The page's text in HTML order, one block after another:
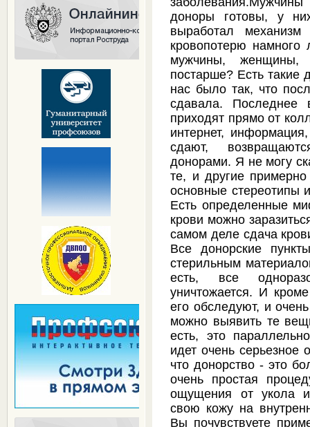
доноры готовы, у
выработал
кровопотерю намного
мужчины,
постарше? Есть
нас было так, что
сдавала. Последнее
приходят прямо от
интернет,
сдают,
донорами. Я не могу
те, и другие
основные стереотипы
Есть определенные
крови можно
самом деле сдача
Все донорские
стерильным
есть, все
уничтожается. И
его обследуют, и
можно выявить те
есть, это
идет очень
что донорство - это
очень простая
ощущения от укола
свою кожу на
Вы почувствуете